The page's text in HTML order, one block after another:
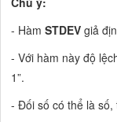
- HàmSTDEV giả
- Với hàm này độ
1”.
- Đối số có thể là